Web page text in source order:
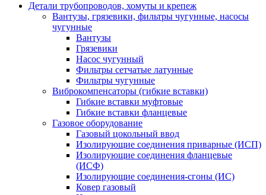
Детали трубопроводов, хомуты и крепеж
Вантузы, грязевики, фильтры чугунные, насосы
чугунные
Вантузы
Грязевики
Насос чугунный
Фильтры сетчатые латунные
Фильтры чугунные
Виброкомпенсаторы (гибкие вставки)
Гибкие вставки муфтовые
Гибкие вставки фланцевые
Газовое оборудование
Газовый цокольный ввод
Изолирующие соединения приварные (ИСП)
Изолирующие соединения фланцевые
(ИСФ)
Изолирующие соединения-сгоны (ИС)
Ковер газовый